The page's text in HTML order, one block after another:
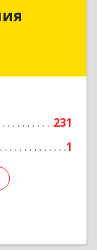
231
1
плюс»
Подробнее